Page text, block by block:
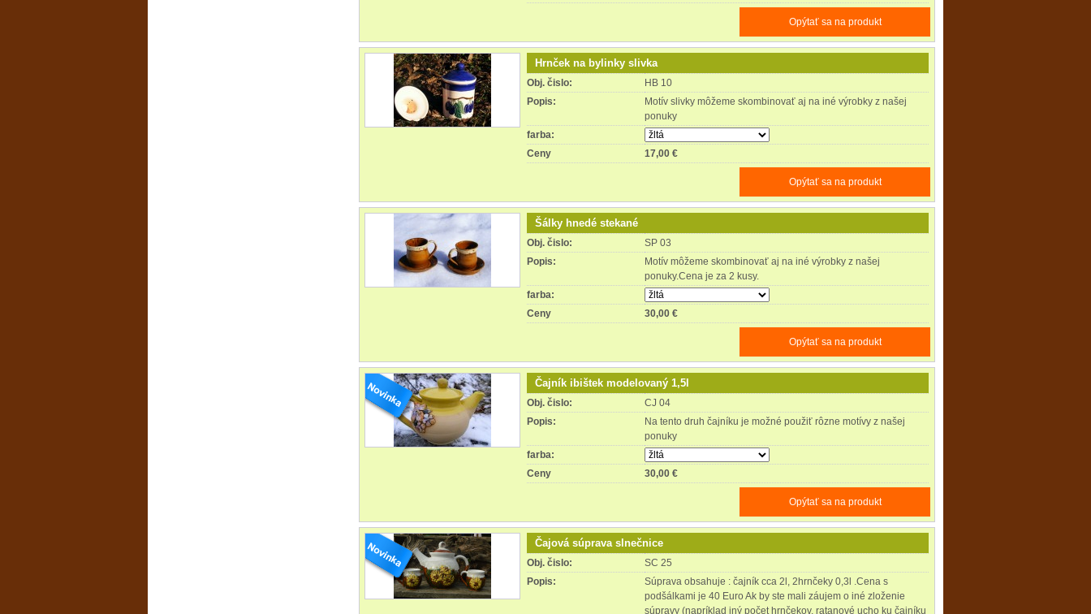
Opýtať sa na produkt
Hrnček na bylinky slivka
Obj. čislo:
HB 10
Popis:
Motív slivky môžeme skombinovať aj na iné výrobky z našej
ponuky
farba:
Ceny
17,00 €
Opýtať sa na produkt
Šálky hnedé stekané
Obj. čislo:
SP 03
Popis:
Motív môžeme skombinovať aj na iné výrobky z našej
ponuky.Cena je za 2 kusy.
farba:
Ceny
30,00 €
Opýtať sa na produkt
Čajník ibištek modelovaný 1,5l
Obj. čislo:
CJ 04
Popis:
Na tento druh čajníku je možné použiť rôzne motívy z našej
ponuky
farba:
Ceny
30,00 €
Opýtať sa na produkt
Čajová súprava slnečnice
Obj. čislo:
SC 25
Popis:
Súprava obsahuje : čajník cca 2l, 2hrnčeky 0,3l .Cena s
podšálkami je 40 Euro Ak by ste mali záujem o iné zloženie
súpravy (napríklad iný počet hrnčekov, ratanové ucho ku čajníku